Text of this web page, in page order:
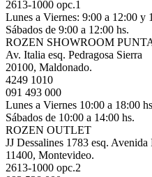
2613-1000 opc.1
Lunes a Viernes: 9:00 a 12:00 y
Sábados de 9:00 a 12:00 hs.
ROZEN SHOWROOM
Av. Italia esq. Pedragosa Sierra
20100, Maldonado.
4249 1010
091 493 000
Lunes a Viernes 10:00 a 18:00
Sábados de 10:00 a 14:00 hs.
ROZEN OUTLET
JJ Dessalines 1783 esq. Avenida
11400, Montevideo.
2613-1000 opc.2